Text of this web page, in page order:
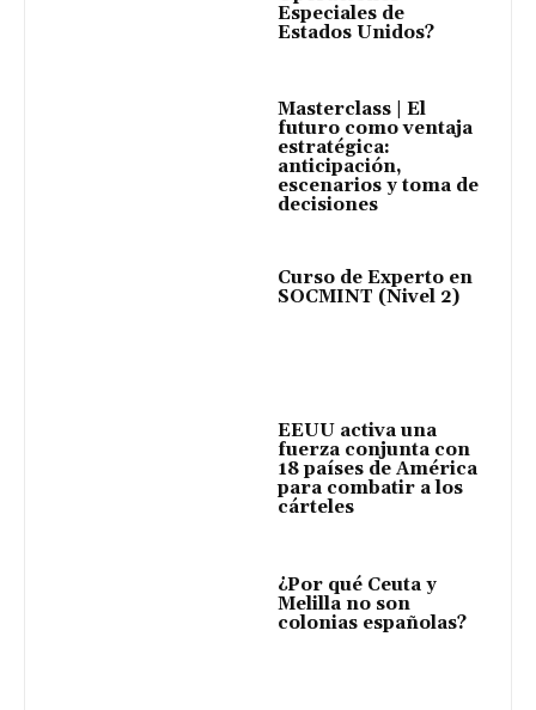
Especiales de
Estados Unidos?
Masterclass | El
futuro como ventaja
estratégica:
anticipación,
escenarios y toma de
decisiones
Curso de Experto en
SOCMINT (Nivel 2)
EEUU activa una
fuerza conjunta con
18 países de América
para combatir a los
cárteles
¿Por qué Ceuta y
Melilla no son
colonias españolas?